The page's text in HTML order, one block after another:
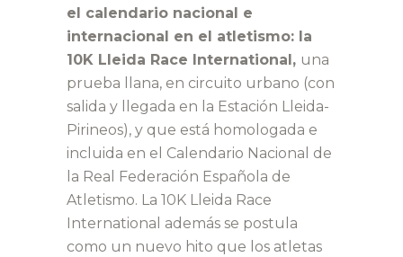
el calendario nacional e
internacional en el atletismo: la
10K Lleida Race International, una
prueba llana, en circuito urbano (con
salida y llegada en la Estación Lleida-
Pirineos), y que está homologada e
incluida en el Calendario Nacional de
la Real Federación Española de
Atletismo. La 10K Lleida Race
International además se postula
como un nuevo hito que los atletas